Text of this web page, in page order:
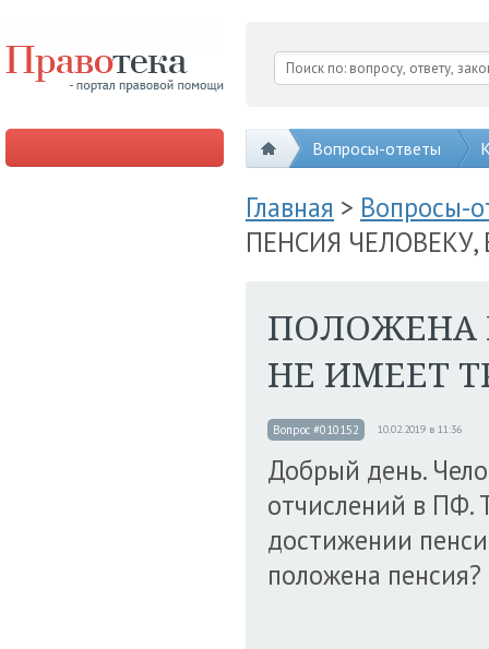
Вопросы-ответы
Главная > Вопросы-
ПЕНСИЯ
ПОЛОЖЕНА
НЕ ИМЕЕТ
Вопрос #010152 10.02.2019 в 11:36
Добрый день.
отчислений в ПФ.
достижении
положена пенсия?